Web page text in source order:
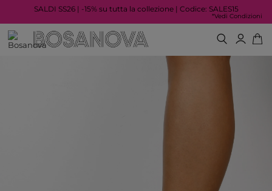
SALDI SS26 | -15% su tutta la collezione | Codice: SALES15
*Vedi Condizioni